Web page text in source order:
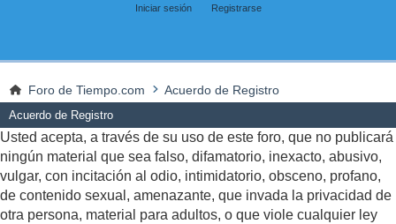
Iniciar sesión Registrarse
Foro de Tiempo.com Acuerdo de Registro
Acuerdo de Registro
Usted acepta, a través de su uso de este foro, que no publicará
ningún material que sea falso, difamatorio, inexacto, abusivo,
vulgar, con incitación al odio, intimidatorio, obsceno, profano,
de contenido sexual, amenazante, que invada la privacidad de
otra persona, material para adultos, o que viole cualquier ley